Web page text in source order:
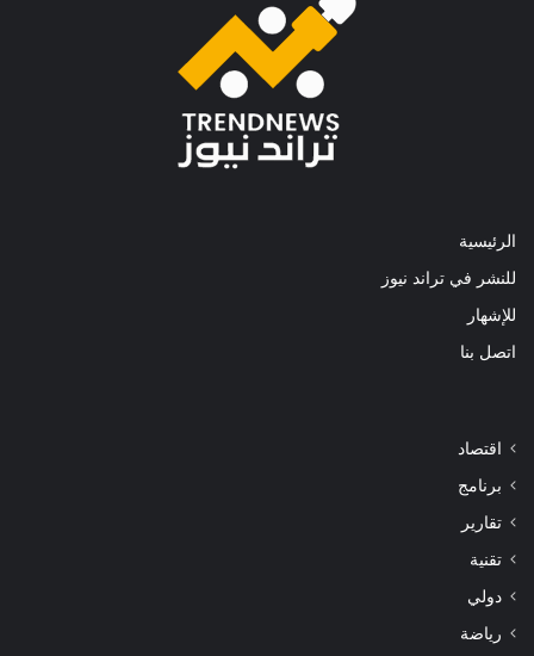
الرئيسية
للنشر في تراند نيوز
للإشهار
اتصل بنا
اقتصاد
برنامج
تقارير
تقنية
دولي
رياضة